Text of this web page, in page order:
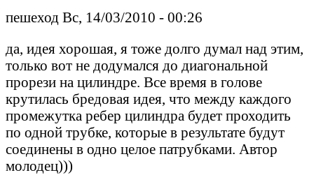
пешеход Вс, 14/03/2010 - 00:26
да, идея хорошая, я тоже долго думал над этим,
только вот не додумался до диагональной
прорези на цилиндре. Все время в голове
крутилась бредовая идея, что между каждого
промежутка ребер цилиндра будет проходить
по одной трубке, которые в результате будут
соединены в одно целое патрубками. Автор
молодец)))